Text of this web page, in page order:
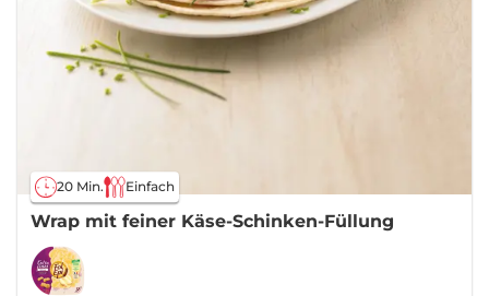
20 Min. Einfach
Wrap mit feiner Käse-Schinken-Füllung